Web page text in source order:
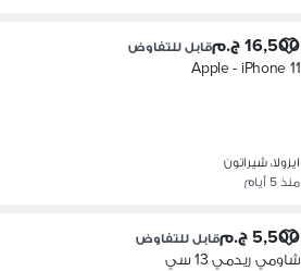
16,500 ج.م قابل للتفاوض
Apple - iPhone 11
ايزولا، شيراتون
منذ 5 أيام
5,500 ج.م قابل للتفاوض
شاومي ريدمي 13 سي